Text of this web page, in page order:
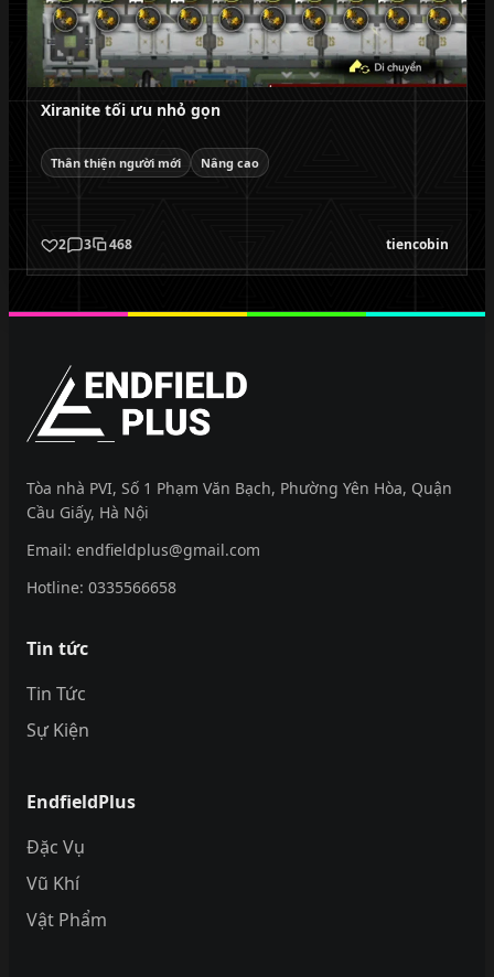
Xiranite tối ưu nhỏ gọn
Thân thiện người mới Nâng cao
2 3 468 tiencobin
EndfieldPlus
Tòa nhà PVI, Số 1 Phạm Văn Bạch, Phường Yên Hòa, Quận
Cầu Giấy, Hà Nội
Email: endfieldplus@gmail.com
Hotline: 0335566658
Tin tức
Tin Tức
Sự Kiện
EndfieldPlus
Đặc Vụ
Vũ Khí
Vật Phẩm